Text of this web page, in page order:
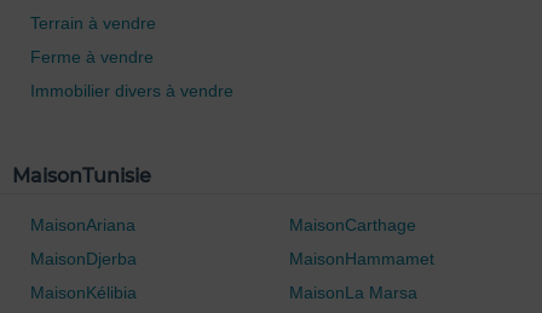
Terrain à vendre
Ferme à vendre
Immobilier divers à vendre
MaisonTunisie
MaisonAriana
MaisonCarthage
MaisonDjerba
MaisonHammamet
MaisonKélibia
MaisonLa Marsa